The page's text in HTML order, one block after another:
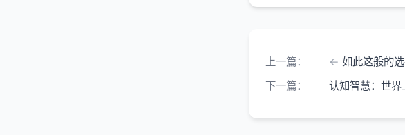
上一篇：
如此这般的
下一篇：
认知智慧：世界